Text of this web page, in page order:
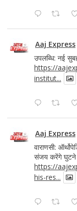
Aaj Express
उपलब्धि: नई
https://
institut...
Aaj Express
वाराणसी:
संजय करेंगे घुटने
https://
his-res...